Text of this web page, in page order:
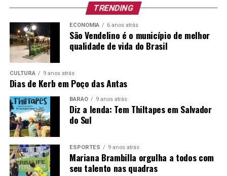
Os cortes de imagens são mágicos fazendo parecer que o
ambiente, bastante grande, fosse pequenino e
aconchegando, quase familiar.
Para quem quer reviver os anos 80 e 90, talvez um pouco
vida pode fazê-lo assistindo ao show histórico que
deverá catapultar a Pandora no cenário nacional e,
quiçá, internacional.
Assista e viva cada momento como se fosse único:
(3060) Pandora – DVD Rock Baladas (Completo) –
YouTube
TRENDING
ECONOMIA 6 anos atrás
São Vendelino é o município de melhor
qualidade de vida do Brasil
CULTURA 9 anos atrás
Dias de Kerb em Poço das Antas
BARÃO 9 anos atrás
Diz a lenda: Tem Thiltapes em Salvador
do Sul
ESPORTES 9 anos atrás
Mariana Brambilla orgulha a todos com
seu talento nas quadras